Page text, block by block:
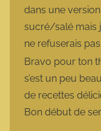
dans une
sucré/salé mais
ne refuserais
Bravo pour ton
s’est un peu
de recettes
Bon début de